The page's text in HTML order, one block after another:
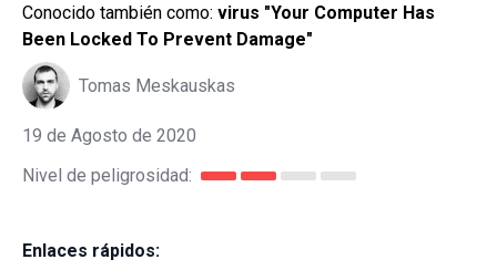
Conocido también como: virus "Your Computer Has
Been Locked To Prevent Damage"
Tomas Meskauskas
19 de Agosto de 2020
Nivel de peligrosidad:
Enlaces rápidos: